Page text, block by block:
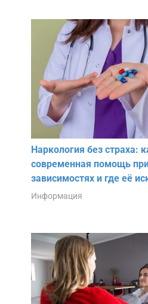
Наркология без страха:
современная помощь
зависимостях и где её
Информация